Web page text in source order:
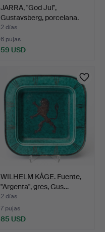
JARRA, "God Jul",
Gustavsberg, porcelana.
2 días
6 pujas
59 USD
WILHELM KÅGE. Fuente,
"Argenta", gres, Gus…
2 días
7 pujas
85 USD